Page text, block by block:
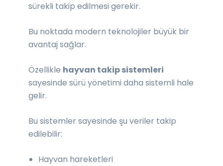
sürekli takip edilmesi gerekir.
Bu noktada modern teknolojiler büyük bir
avantaj sağlar.
Özellikle hayvan takip sistemleri
sayesinde sürü yönetimi daha sistemli hale
gelir.
Bu sistemler sayesinde şu veriler takip
edilebilir:
Hayvan hareketleri